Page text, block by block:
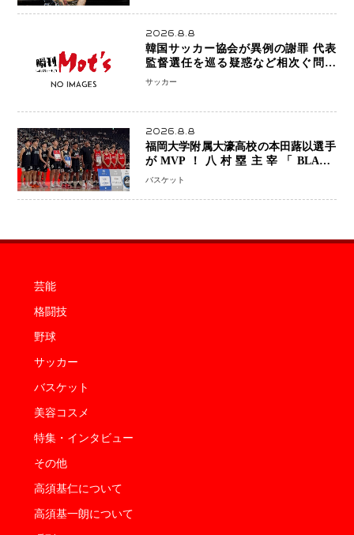
2026.8.8
韓国サッカー協会が異例の謝罪 代表
監督選任を巡る疑惑など相次ぐ問題
「組織の刷新」誓う
サッカー
2026.8.8
福岡大学附属大濠高校の本田蕗以選手
がMVP！八村塁主宰「BLACK
SAMURAI SUMMIT 2026」で存在
なった」
バスケット
芸能
格闘技
野球
サッカー
バスケット
美容コスメ
特集・インタビュー
その他
高須基仁について
高須基一朗について